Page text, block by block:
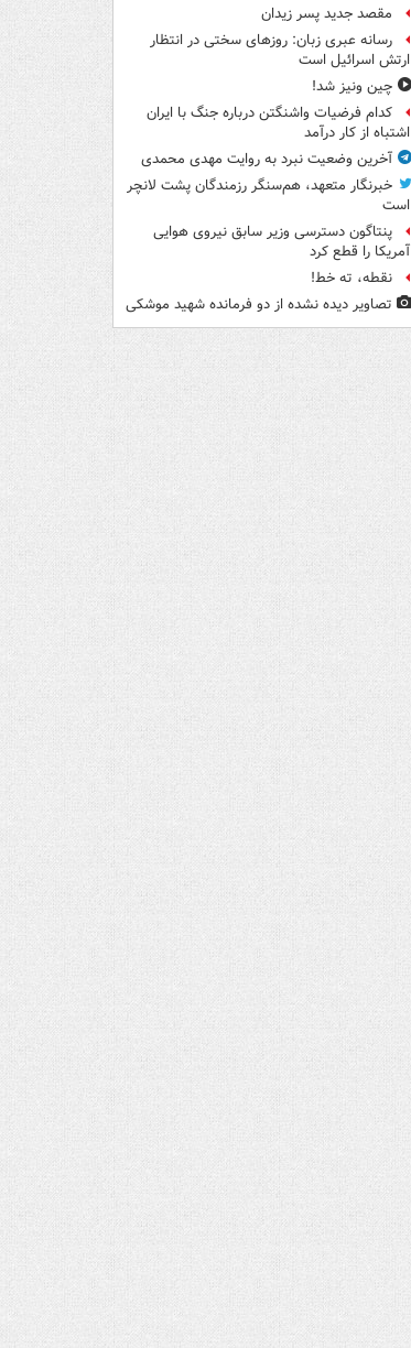
مقصد جدید پسر زیدان
رسانه عبری زبان: روزهای سختی در انتظار
ارتش اسرائیل است
چین ونیز شد!
کدام فرضیات واشنگتن درباره جنگ با ایران
اشتباه از کار درآمد
آخرین وضعیت نبرد به روایت مهدی محمدی
خبرنگار متعهد، هم‌سنگر رزمندگان پشت لانچر
است
پنتاگون دسترسی وزیر سابق نیروی هوایی
آمریکا را قطع کرد
نقطه، ته خط!
تصاویر دیده‌ نشده از دو فرمانده شهید موشکی